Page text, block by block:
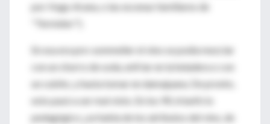
por Hugo Arana, o las escenas familiares de
"Termidor").
En esa era pre-sommelier el vino se podía mezclar
con un chorro de soda, enfriar en la heladera o con
un cubito, y hasta tomar en damajuana. De pronto,
esto pasó a ser mal visto. En los 90, triunfó lo
pedagógico ¿se habla de los atributos del vino, de